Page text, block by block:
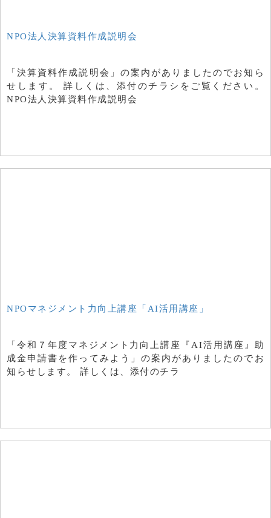
NPO法人決算資料作成説明会
「決算資料作成説明会」の案内がありましたのでお知ら
せします。 詳しくは、添付のチラシをご覧ください。
NPO法人決算資料作成説明会
NPOマネジメント力向上講座「AI活用講座」
「令和７年度マネジメント力向上講座『AI活用講座』助
成金申請書を作ってみよう」の案内がありましたのでお
知らせします。 詳しくは、添付のチラ